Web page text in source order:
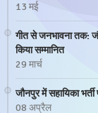
13 मई
गीत से जनभावना तक:
किया सम्मानित
29 मार्च
जौनपुर में सहायिका
08 अप्रैल